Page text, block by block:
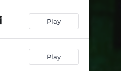
Play
Play